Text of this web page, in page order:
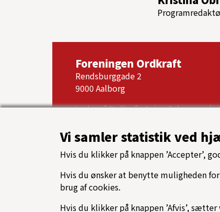
Foreningen Ordkraft
Rendsburggade 2
9000 Aalborg
Leder af Ordkraft: Anine Schønwandt
Tlf. 2520 4370
CVR: 33126212
Produktionsnummer: 1016360224
Vi samler statistik ved
Hvis du klikker på knappen ’Accepter’,
Hvis du ønsker at benytte muligheden
brug af cookies.
Hvis du klikker på knappen ’Afvis’,